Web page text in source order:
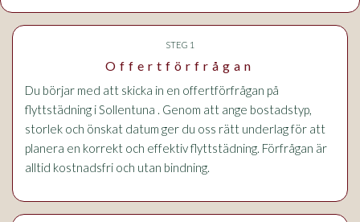
STEG 1
Offertförfrågan
Du börjar med att skicka in en offertförfrågan på
flyttstädning i Sollentuna . Genom att ange bostadstyp,
storlek och önskat datum ger du oss rätt underlag för att
planera en korrekt och effektiv flyttstädning. Förfrågan är
alltid kostnadsfri och utan bindning.